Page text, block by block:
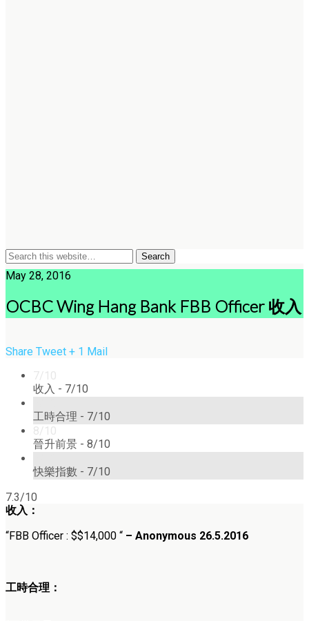
May 28, 2016
OCBC Wing Hang Bank FBB Officer 收入
Share Tweet + 1 Mail
7/10
收入 - 7/10
工時合理 - 7/10
8/10
晉升前景 - 8/10
快樂指數 - 7/10
7.3/10
收入：
“FBB Officer : $$14,000 “ – Anonymous 26.5.2016
工時合理：